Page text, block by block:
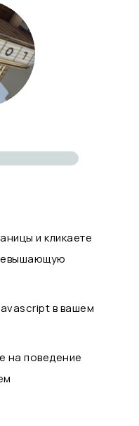
и кликаете
в вашем
на поведение